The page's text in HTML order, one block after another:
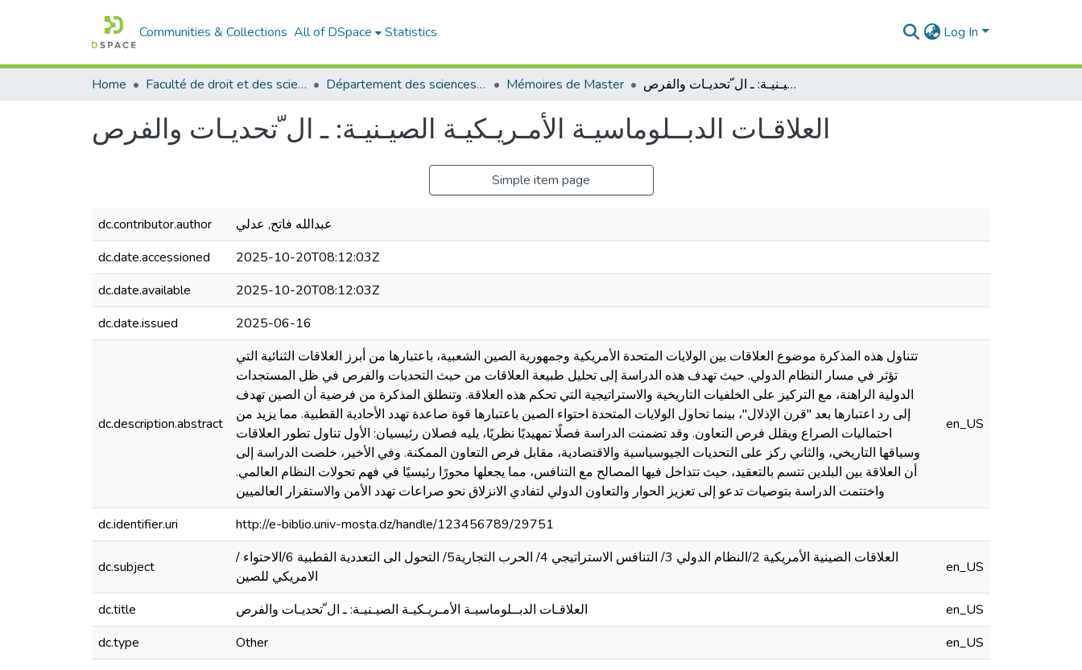
Communities & Collections All of DSpace Statistics Log In
Home Faculté de droit et des sciences politiques Département des sciences politiques Mémoires de Master العلاقـات الدبــلوماسيـة الأمـريـكيـة الصيـنيـة: ـ ال ّتحديـات والفرص
العلاقـات الدبــلوماسيـة الأمـريـكيـة الصيـنيـة: ـ ال ّتحديـات والفرص
Simple item page
dc.contributor.author
عبدالله فاتح, عدلي
dc.date.accessioned
2025-10-20T08:12:03Z
dc.date.available
2025-10-20T08:12:03Z
dc.date.issued
2025-06-16
dc.description.abstract
تتناول هذه المذكرة موضوع العلاقات بين الولايات المتحدة الأمريكية وجمهورية الصين الشعبية، باعتبارها من أبرز العلاقات الثنائية التي
تؤثر في مسار النظام الدولي. حيث تهدف هذه الدراسة إلى تحليل طبيعة العلاقات من حيث التحديات والفرص في ظل المستجدات
الدولية الراهنة، مع التركيز على الخلفيات التاريخية والاستراتيجية التي تحكم هذه العلاقة. وتنطلق المذكرة من فرضية أن الصين تهدف
إلى رد اعتبارها بعد "قرن الإذلال"، بينما تحاول الولايات المتحدة احتواء الصين باعتبارها قوة صاعدة تهدد الأحادية القطبية. مما يزيد من
احتماليات الصراع ويقلل فرص التعاون. وقد تضمنت الدراسة فصلًا تمهيديًا نظريًا، يليه فصلان رئيسيان: الأول تناول تطور العلاقات
وسياقها التاريخي، والثاني ركز على التحديات الجيوسياسية والاقتصادية، مقابل فرص التعاون الممكنة. وفي الأخير، خلصت الدراسة إلى
أن العلاقة بين البلدين تتسم بالتعقيد، حيث تتداخل فيها المصالح مع التنافس، مما يجعلها محورًا رئيسيًا في فهم تحولات النظام العالمي.
واختتمت الدراسة بتوصيات تدعو إلى تعزيز الحوار والتعاون الدولي لتفادي الانزلاق نحو صراعات تهدد الأمن والاستقرار العالميين
en_US
dc.identifier.uri http://e-biblio.univ-mosta.dz/handle/123456789/29751
dc.subject
/ العلاقات الصينية الأمريكية 2/النظام الدولي 3/ التنافس الاستراتيجي 4/ الحرب التجارية5/ التحول الى التعددية القطبية 6/الاحتواء
الامريكي للصين
en_US
dc.title العلاقـات الدبــلوماسيـة الأمـريـكيـة الصيـنيـة: ـ ال ّتحديـات والفرص
en_US
dc.type
Other en_US